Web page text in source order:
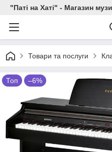
"Паті на Хаті" - Магазин
Товари та послуги
Топ –6%